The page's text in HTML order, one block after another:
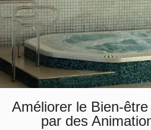
Améliorer le Bien-
par des